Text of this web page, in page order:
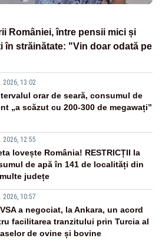
României, între pensii mici și
în străinătate: "Vin doar odată pe
2026, 13:02
orar de seară, consumul de
„a scăzut cu 200-300 de megawați”
2026, 12:55
lovește România! RESTRICȚII la
de apă în 141 de localități din
județe
2026, 10:57
a negociat, la Ankara, un acord
facilitarea tranzitului prin Turcia al
de ovine și bovine